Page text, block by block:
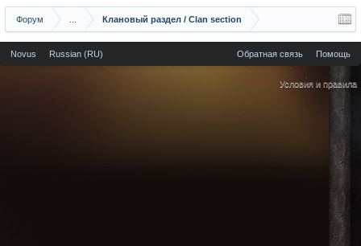
Форум Клановый раздел / Сlan section
Novus Russian (RU) Обратная связь Помощь
Условия и правила